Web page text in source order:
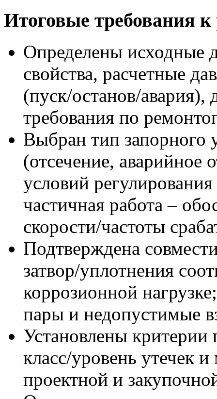
Итоговые требования к
Определены исходные
свойства, расчетные
(пуск/останов/авария),
требования по
Выбран тип запорного
(отсечение, аварийное
условий
частичная работа –
скорости/частоты
Подтверждена
затвор/уплотнения
коррозионной
пары и недопустимые
Установлены критерии
класс/уровень утечек
проектной и